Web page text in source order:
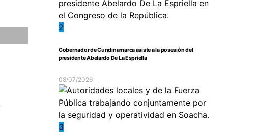
2
Gobernador de Cundinamarca asiste a la posesión del
presidente Abelardo De La Espriella
08/07/2026
3